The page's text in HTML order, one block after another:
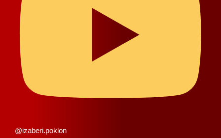
@izaberi.poklon